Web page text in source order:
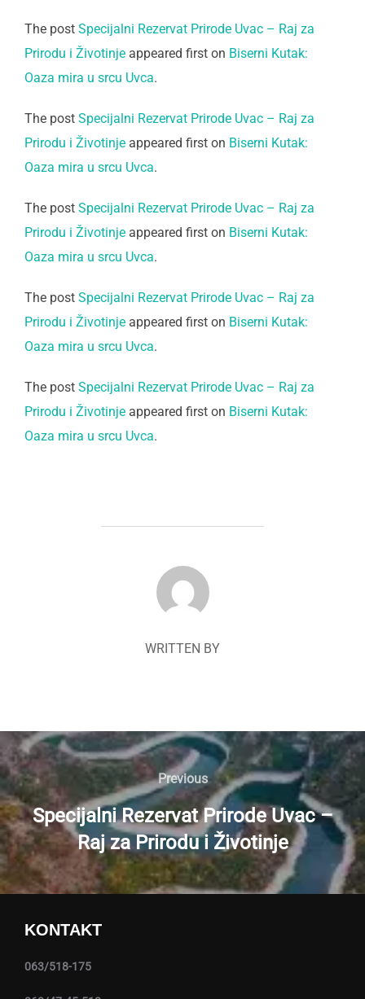
The post Specijalni Rezervat Prirode Uvac – Raj za
Prirodu i Životinje appeared first on Biserni Kutak:
Oaza mira u srcu Uvca.
The post Specijalni Rezervat Prirode Uvac – Raj za
Prirodu i Životinje appeared first on Biserni Kutak:
Oaza mira u srcu Uvca.
The post Specijalni Rezervat Prirode Uvac – Raj za
Prirodu i Životinje appeared first on Biserni Kutak:
Oaza mira u srcu Uvca.
The post Specijalni Rezervat Prirode Uvac – Raj za
Prirodu i Životinje appeared first on Biserni Kutak:
Oaza mira u srcu Uvca.
The post Specijalni Rezervat Prirode Uvac – Raj za
Prirodu i Životinje appeared first on Biserni Kutak:
Oaza mira u srcu Uvca.
POST AUTHOR
WRITTEN BY
Navigacija
članaka
Previous
Previous
Specijalni Rezervat Prirode Uvac –
Raj za Prirodu i Životinje
KONTAKT
063/518-175